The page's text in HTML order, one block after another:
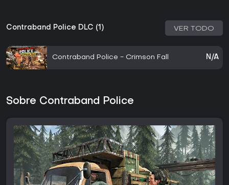
Contraband Police DLC (1) VER TODO
Contraband Police - Crimson Fall N/A
Sobre Contraband Police